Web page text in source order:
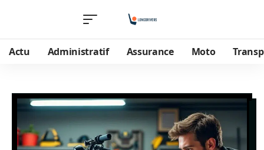
Actu Administratif Assurance Moto